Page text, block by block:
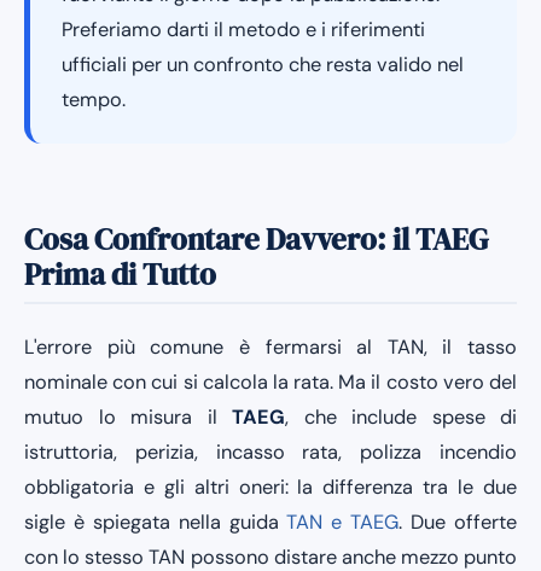
Preferiamo darti il metodo e i riferimenti
ufficiali per un confronto che resta valido nel
tempo.
Cosa Confrontare Davvero: il TAEG
Prima di Tutto
L'errore più comune è fermarsi al TAN, il tasso
nominale con cui si calcola la rata. Ma il costo vero del
mutuo lo misura il TAEG, che include spese di
istruttoria, perizia, incasso rata, polizza incendio
obbligatoria e gli altri oneri: la differenza tra le due
sigle è spiegata nella guidaTAN e TAEG. Due offerte
con lo stesso TAN possono distare anche mezzo punto